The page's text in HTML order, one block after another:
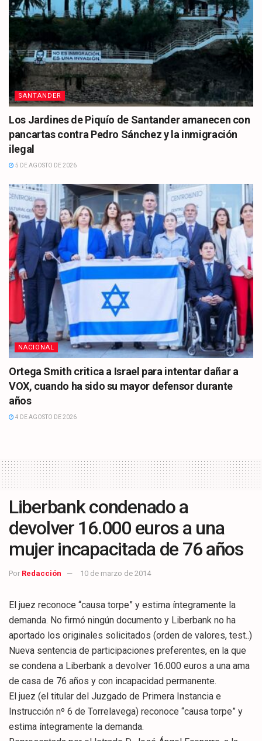
SANTANDER
Los Jardines de Piquío de Santander amanecen con
pancartas contra Pedro Sánchez y la inmigración
ilegal
5 DE AGOSTO DE 2026
NACIONAL
Ortega Smith critica a Israel para intentar dañar a
VOX, cuando ha sido su mayor defensor durante
años
4 DE AGOSTO DE 2026
Liberbank condenado a
devolver 16.000 euros a una
mujer incapacitada de 76 años
Por Redacción 10 de marzo de 2014
El juez reconoce “causa torpe” y estima íntegramente la
demanda. No firmó ningún documento y Liberbank no ha
aportado los originales solicitados (orden de valores, test..)
Nueva sentencia de participaciones preferentes, en la que
se condena a Liberbank a devolver 16.000 euros a una ama
de casa de 76 años y con incapacidad permanente.
El juez (el titular del Juzgado de Primera Instancia e
Instrucción nº 6 de Torrelavega) reconoce “causa torpe” y
estima íntegramente la demanda.